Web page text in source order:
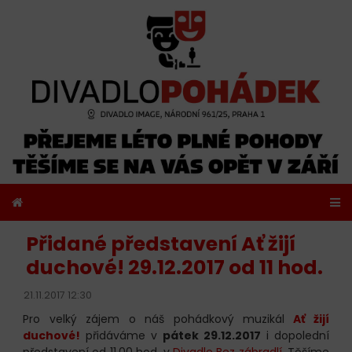
Přidané představení Ať žijí
duchové! 29.12.2017 od 11 hod.
21.11.2017 12:30
Pro velký zájem o náš pohádkový muzikál Ať žijí
duchové! přidáváme v pátek 29.12.2017 i dopolední